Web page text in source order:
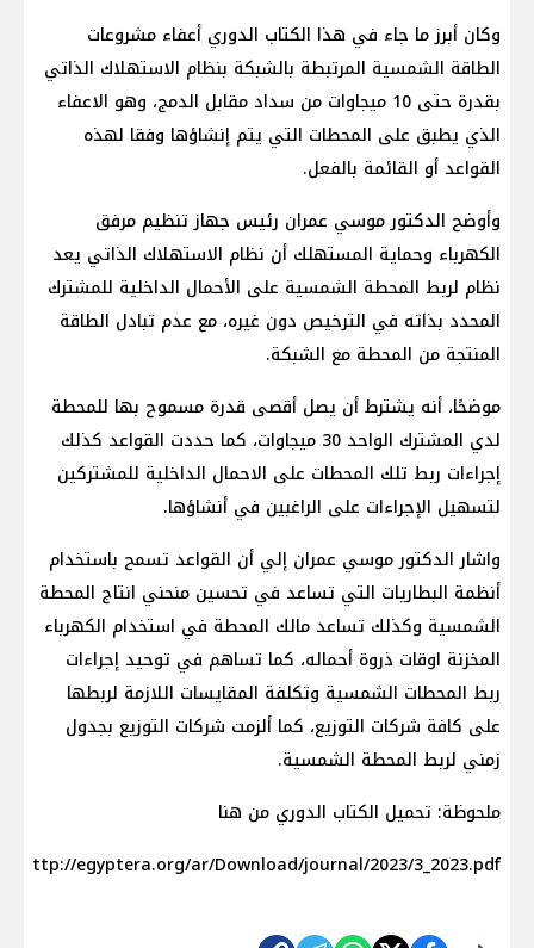
وكان أبرز ما جاء في هذا الكتاب الدوري أعفاء مشروعات
الطاقة الشمسية المرتبطة بالشبكة بنظام الاستهلاك الذاتي
بقدرة حتى 10 ميجاوات من سداد مقابل الدمج، وهو الاعفاء
الذي يطبق على المحطات التي يتم إنشاؤها وفقا لهذه
القواعد أو القائمة بالفعل.
وأوضح الدكتور موسي عمران رئيس جهاز تنظيم مرفق
الكهرباء وحماية المستهلك أن نظام الاستهلاك الذاتي يعد
نظام لربط المحطة الشمسية على الأحمال الداخلية للمشترك
المحدد بذاته في الترخيص دون غيره، مع عدم تبادل الطاقة
المنتجة من المحطة مع الشبكة.
موضحًا، أنه يشترط أن يصل أقصى قدرة مسموح بها للمحطة
لدي المشترك الواحد 30 ميجاوات، كما حددت القواعد كذلك
إجراءات ربط تلك المحطات على الاحمال الداخلية للمشتركين
لتسهيل الإجراءات على الراغبين في أنشاؤها.
واشار الدكتور موسي عمران إلي أن القواعد تسمح باستخدام
أنظمة البطاريات التي تساعد في تحسين منحني انتاج المحطة
الشمسية وكذلك تساعد مالك المحطة في استخدام الكهرباء
المخزنة اوقات ذروة أحماله، كما تساهم في توحيد إجراءات
ربط المحطات الشمسية وتكلفة المقايسات اللازمة لربطها
على كافة شركات التوزيع، كما ألزمت شركات التوزيع بجدول
زمني لربط المحطة الشمسية.
ملحوظة: تحميل الكتاب الدوري من هنا
http://egyptera.org/ar/Download/journal/2023/3_2023.pdf